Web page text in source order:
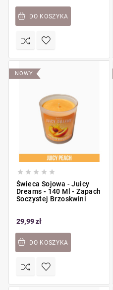
DO KOSZYKA
NOWY
    
Świeca Sojowa - Juicy
Dreams - 140 Ml - Zapach
Soczystej Brzoskwini
29,99 zł
DO KOSZYKA